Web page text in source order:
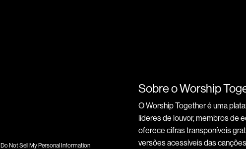
Do Not Sell My Personal Information
Sobre o Worship
O Worship Together é uma
líderes de louvor, membros de
oferece cifras transponíveis
versões acessíveis das